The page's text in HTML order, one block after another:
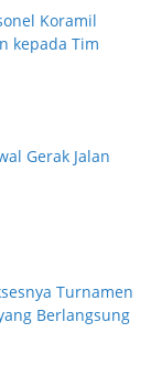
Koramil
kepada Tim
Gerak Jalan
Turnamen
Berlangsung